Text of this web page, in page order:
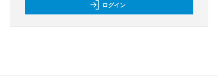
ログイン